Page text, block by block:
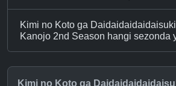
Kimi no Koto ga
Kanojo 2nd Season hangi sezonda
Kimi no Koto ga